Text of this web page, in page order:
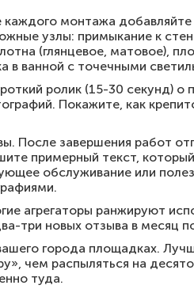
монтажа
узлы: примыкание к
(глянцевое, матовое),
в ванной с точечными
ролик (15-30 секунд)
Покажите, как
После завершения работ
примерный текст,
обслуживание или
агрегаторы ранжируют
три новых отзыва в месяц
города площадках.
чем распыляться на
туда.